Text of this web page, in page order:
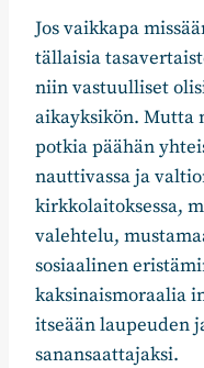
Jos vaikkapa
tällaisia
niin vastuulliset
aikayksikön. Mutta
potkia päähän
nauttivassa ja
kirkkolaitoksessa,
valehtelu,
sosiaalinen
kaksinaismoraalia
itseään laupeuden
sanansaattajaksi.